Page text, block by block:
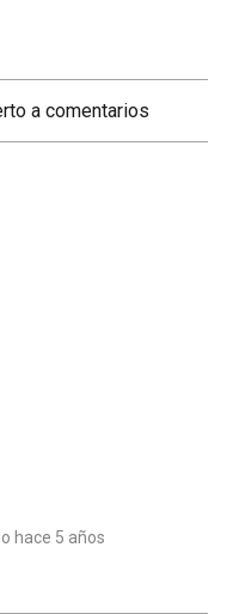
a comentarios
hace 5 años